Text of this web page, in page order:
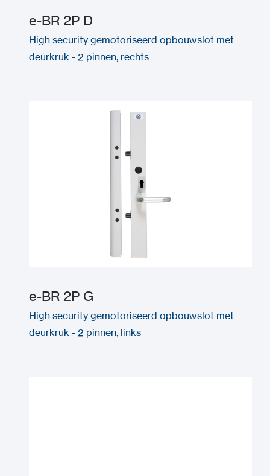
e-BR 2P D
High security gemotoriseerd opbouwslot met
deurkruk - 2 pinnen, rechts
e-BR 2P G
High security gemotoriseerd opbouwslot met
deurkruk - 2 pinnen, links